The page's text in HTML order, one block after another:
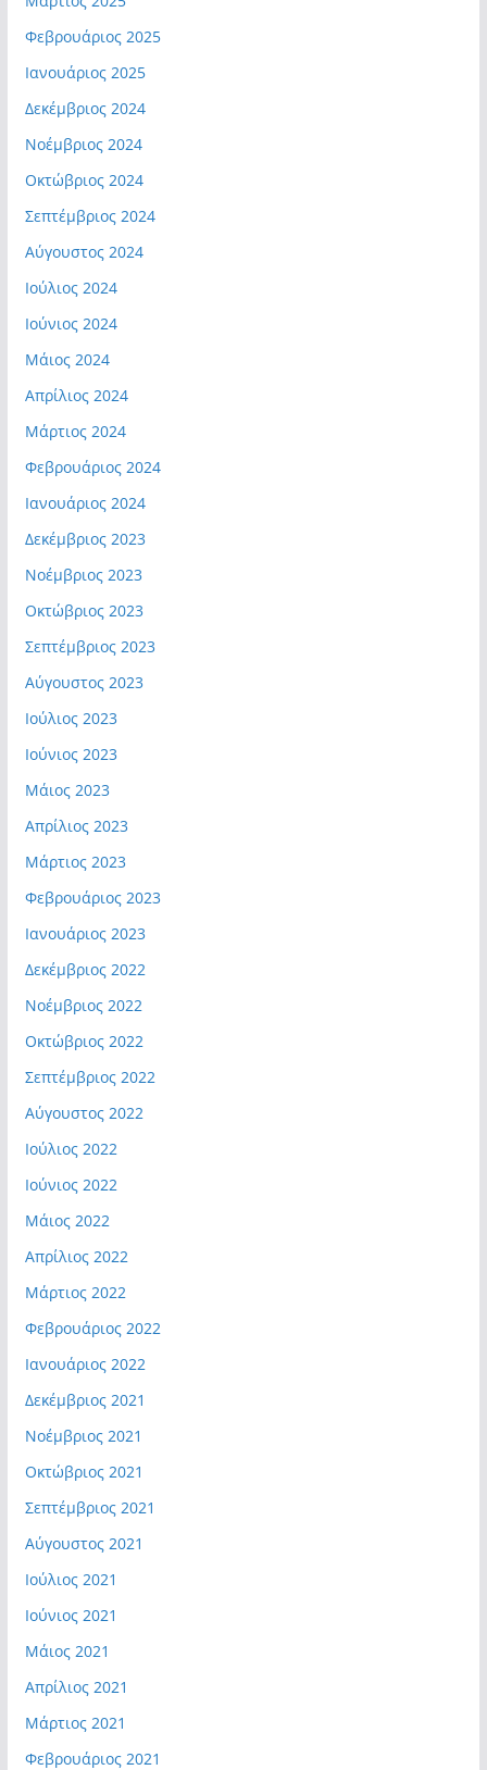
Φεβρουάριος 2025
Ιανουάριος 2025
Δεκέμβριος 2024
Νοέμβριος 2024
Οκτώβριος 2024
Σεπτέμβριος 2024
Αύγουστος 2024
Ιούλιος 2024
Ιούνιος 2024
Μάιος 2024
Απρίλιος 2024
Μάρτιος 2024
Φεβρουάριος 2024
Ιανουάριος 2024
Δεκέμβριος 2023
Νοέμβριος 2023
Οκτώβριος 2023
Σεπτέμβριος 2023
Αύγουστος 2023
Ιούλιος 2023
Ιούνιος 2023
Μάιος 2023
Απρίλιος 2023
Μάρτιος 2023
Φεβρουάριος 2023
Ιανουάριος 2023
Δεκέμβριος 2022
Νοέμβριος 2022
Οκτώβριος 2022
Σεπτέμβριος 2022
Αύγουστος 2022
Ιούλιος 2022
Ιούνιος 2022
Μάιος 2022
Απρίλιος 2022
Μάρτιος 2022
Φεβρουάριος 2022
Ιανουάριος 2022
Δεκέμβριος 2021
Νοέμβριος 2021
Οκτώβριος 2021
Σεπτέμβριος 2021
Αύγουστος 2021
Ιούλιος 2021
Ιούνιος 2021
Μάιος 2021
Απρίλιος 2021
Μάρτιος 2021
Φεβρουάριος 2021